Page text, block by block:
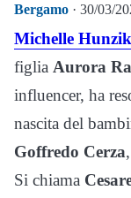
Bergamo · 30/03/
Michelle
figlia Aurora
influencer, ha
nascita del
Goffredo Cerza
Si chiama